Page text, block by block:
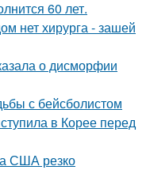
60 лет.
нет хирурга - зашей
о дисморфии
с бейсболистом
в Корее перед
США резко